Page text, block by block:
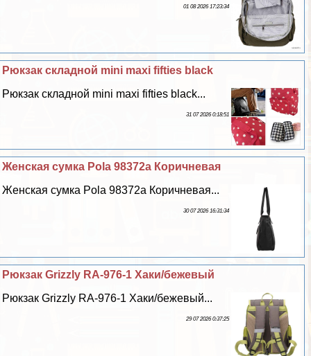
01 08 2026 17:23:34
Рюкзак складной mini maxi fifties black
Рюкзак складной mini maxi fifties black...
31 07 2026 0:18:51
Женская сумка Pola 98372а Коричневая
Женская сумка Pola 98372а Коричневая...
30 07 2026 16:31:34
Рюкзак Grizzly RA-976-1 Хаки/бежевый
Рюкзак Grizzly RA-976-1 Хаки/бежевый...
29 07 2026 0:37:25